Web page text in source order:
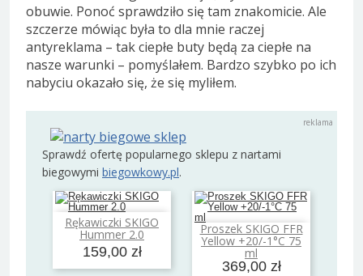
obuwie. Ponoć sprawdziło się tam znakomicie. Ale
szczerze mówiąc była to dla mnie raczej
antyreklama – tak ciepłe buty będą za ciepłe na
nasze warunki – pomyślałem. Bardzo szybko po ich
nabyciu okazało się, że się myliłem.
Sprawdź ofertę popularnego sklepu z nartami
biegowymi biegowkowy.pl.
Rękawiczki SKIGO
Hummer 2.0
159,00 zł
Dodaj do koszyka Proszek SKIGO FFR
Yellow +20/-1°C 75
ml
369,00 zł
Dodaj do koszyka